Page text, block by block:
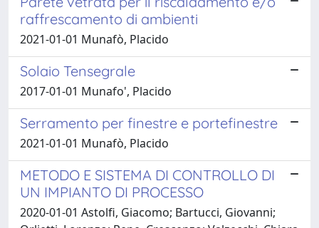
raffrescamento di ambienti
2021-01-01 Munafò, Placido
Solaio Tensegrale
2017-01-01 Munafo', Placido
Serramento per finestre e portefinestre
2021-01-01 Munafò, Placido
METODO E SISTEMA DI CONTROLLO DI
UN IMPIANTO DI PROCESSO
2020-01-01 Astolfi, Giacomo; Bartucci, Giovanni;